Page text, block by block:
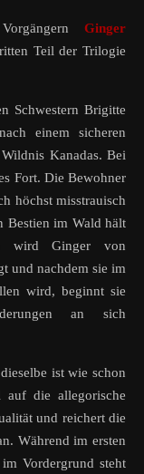
Ginger
Teil der Trilogie
Schwestern Brigitte
einem sicheren
Kanadas. Bei
Fort. Die Bewohner
höchst misstrauisch
Bestien im Wald hält
wird Ginger von
und nachdem sie im
wird, beginnt sie
an sich
ist wie schon
auf die allegorische
und reichert die
Während im ersten
Vordergrund steht